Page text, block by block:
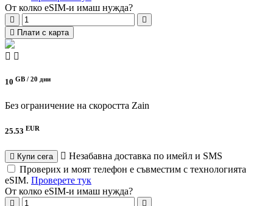
От колко eSIM-и имаш нужда?
Плати с карта
10 GB / 20 дни
Без ограничение на скоростта Zain
25.53 EUR
Купи сега
Незабавна доставка по имейл и SMS
Проверих и моят телефон е съвместим с технологията
eSIM. Проверете тук
От колко eSIM-и имаш нужда?